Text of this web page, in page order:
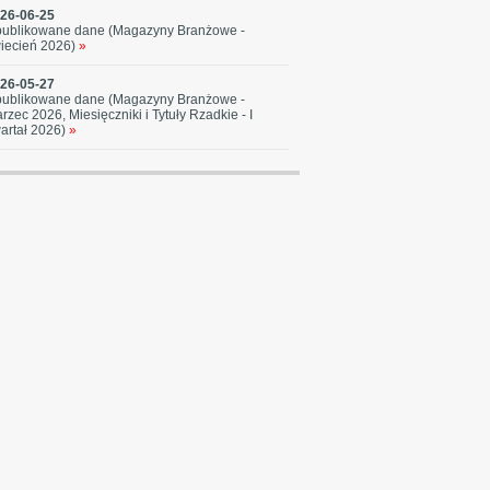
06-25
dane (Magazyny Branżowe -
2026) »
05-27
dane (Magazyny Branżowe -
2026, Miesięczniki i Tytuły Rzadkie - I
2026) »